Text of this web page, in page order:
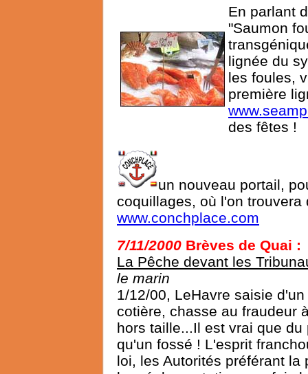
En parlant
"Saumon
lignée du
les foules,
première
des fêtes !
un nouveau portail,
coquillages, où l'on
www.conchplace.com
7/11/2000 Brèves de Quai :
La Pêche devant les
le marin
1/12/00, LeHavre saisie
cotière, chasse au fraudeur
hors taille...Il est vrai que
qu'un fossé ! L'esprit
loi, les Autorités préférant